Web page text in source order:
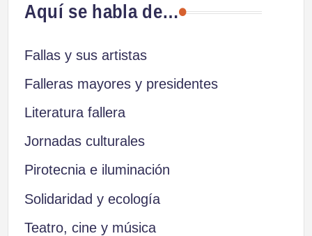
Aquí se habla de…
Fallas y sus artistas
Falleras mayores y presidentes
Literatura fallera
Jornadas culturales
Pirotecnia e iluminación
Solidaridad y ecología
Teatro, cine y música